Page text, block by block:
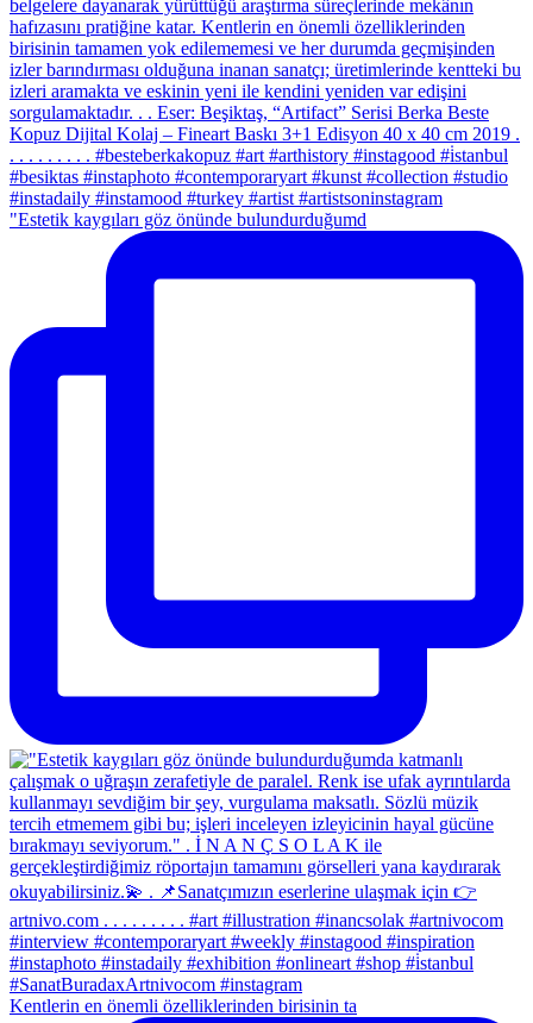
"Estetik kaygıları göz önünde bulundurduğumd
Kentlerin en önemli özelliklerinden birisinin ta